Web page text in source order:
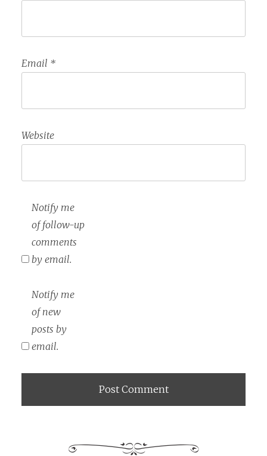
Email *
Website
Notify me
of follow-up
comments
by email.
Notify me
of new
posts by
email.